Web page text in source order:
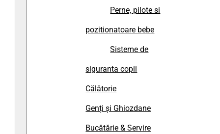
Perne, pilote si
pozitionatoare bebe
Sisteme de
siguranta copii
Călătorie
Genți și Ghiozdane
Bucătărie & Servire